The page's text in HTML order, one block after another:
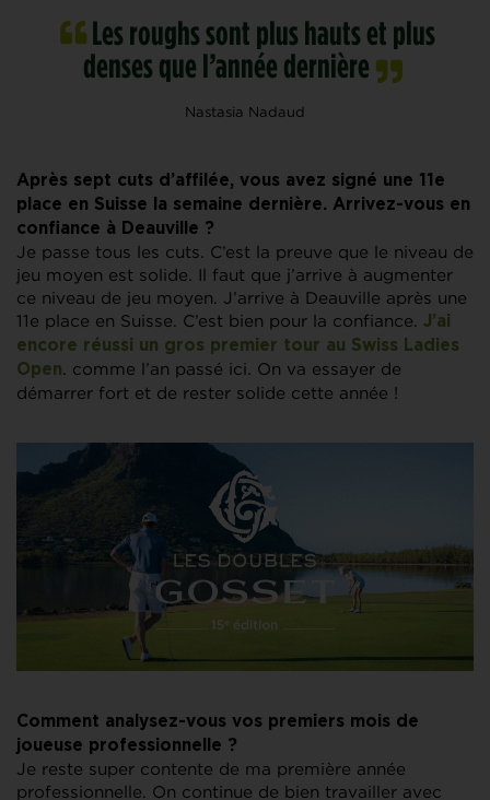
Les roughs sont plus hauts et plus
denses que l’année dernière
Nastasia Nadaud
Après sept cuts d’affilée, vous avez signé une 11e
place en Suisse la semaine dernière. Arrivez-vous en
confiance à Deauville ?
Je passe tous les cuts. C’est la preuve que le niveau de
jeu moyen est solide. Il faut que j’arrive à augmenter
ce niveau de jeu moyen. J’arrive à Deauville après une
11e place en Suisse. C’est bien pour la confiance. J’ai
encore réussi un gros premier tour au Swiss Ladies
Open. comme l’an passé ici. On va essayer de
démarrer fort et de rester solide cette année !
Comment analysez-vous vos premiers mois de
joueuse professionnelle ?
Je reste super contente de ma première année
professionnelle. On continue de bien travailler avec